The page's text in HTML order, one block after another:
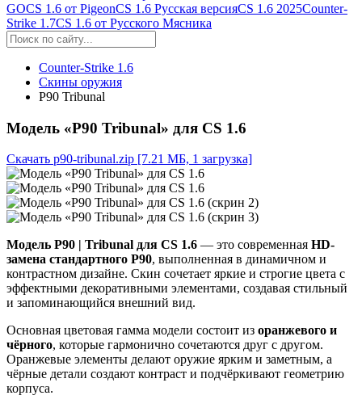
GOCS 1.6 от PigeonCS 1.6 Русская версияCS 1.6 2025Counter-
Strike 1.7CS 1.6 от Русского Мясника
Counter-Strike 1.6
Скины оружия
P90 Tribunal
Модель «P90 Tribunal» для CS 1.6
Скачать p90-tribunal.zip [7.21 МБ, 1 загрузка]
Модель P90 | Tribunal для CS 1.6 — это современная HD-
замена стандартного P90, выполненная в динамичном и
контрастном дизайне. Скин сочетает яркие и строгие цвета с
эффектными декоративными элементами, создавая стильный
и запоминающийся внешний вид.
Основная цветовая гамма модели состоит из оранжевого и
чёрного, которые гармонично сочетаются друг с другом.
Оранжевые элементы делают оружие ярким и заметным, а
чёрные детали создают контраст и подчёркивают геометрию
корпуса.